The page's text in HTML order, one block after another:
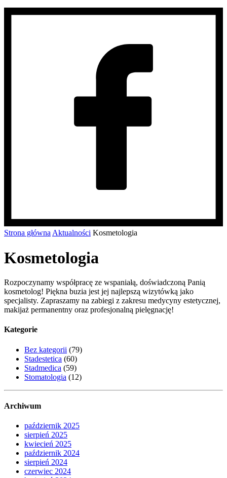
Strona główna Aktualności Kosmetologia
Kosmetologia
Rozpoczynamy współpracę ze wspaniałą, doświadczoną Panią
kosmetolog! Piękna buzia jest jej najlepszą wizytówką jako
specjalisty. Zapraszamy na zabiegi z zakresu medycyny estetycznej,
makijaż permanentny oraz profesjonalną pielęgnację!
Kategorie
Bez kategorii (79)
Stadestetica (60)
Stadmedica (59)
Stomatologia (12)
Archiwum
październik 2025
sierpień 2025
kwiecień 2025
październik 2024
sierpień 2024
czerwiec 2024